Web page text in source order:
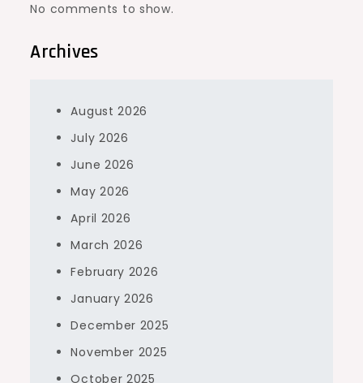
No comments to show.
Archives
August 2026
July 2026
June 2026
May 2026
April 2026
March 2026
February 2026
January 2026
December 2025
November 2025
October 2025